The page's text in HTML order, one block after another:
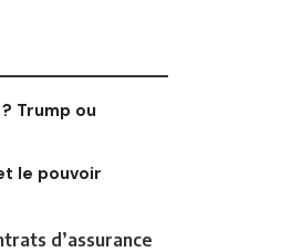
Trump ou
le pouvoir
d’assurance